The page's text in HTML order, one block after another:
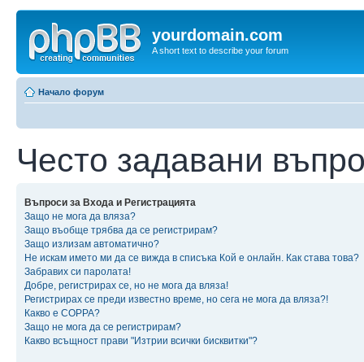
yourdomain.com
A short text to describe your forum
Начало форум
Често задавани
Въпроси за Входа и Регистрацията
Защо не мога да вляза?
Защо въобще трябва да се регистрирам?
Защо излизам автоматично?
Не искам името ми да се вижда в списъка Кой е онлайн. Как става това?
Забравих си паролата!
Добре, регистрирах се, но не мога да вляза!
Регистрирах се преди известно време, но сега не мога да вляза?!
Какво е COPPA?
Защо не мога да се регистрирам?
Какво всъщност прави "Изтрии всички бисквитки"?